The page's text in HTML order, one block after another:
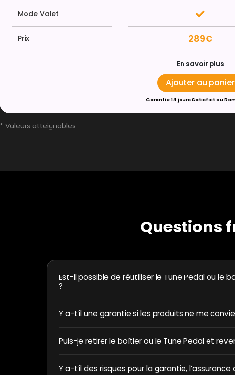
Mode Valet
Prix 289€
En savoir plus
Ajouter au panier
Garantie 14 jours Satisfait ou
* Valeurs atteignables
Questions
Est-il possible de réutiliser le Tune Pedal ou le
?
Y a-t’il une garantie si les produits ne me
Puis-je retirer le boîtier ou le Tune Pedal et
Y a-t’il des risques pour la garantie,